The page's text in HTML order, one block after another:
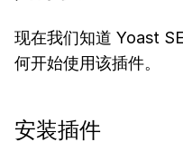
现在我们知道 Yoast
何开始使用该插件。
安装插件